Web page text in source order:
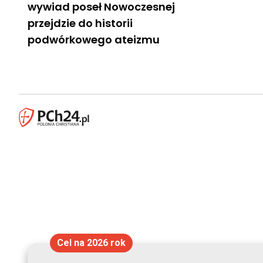
wywiad poseł Nowoczesnej
przejdzie do historii
podwórkowego ateizmu
Cel na 2026 rok